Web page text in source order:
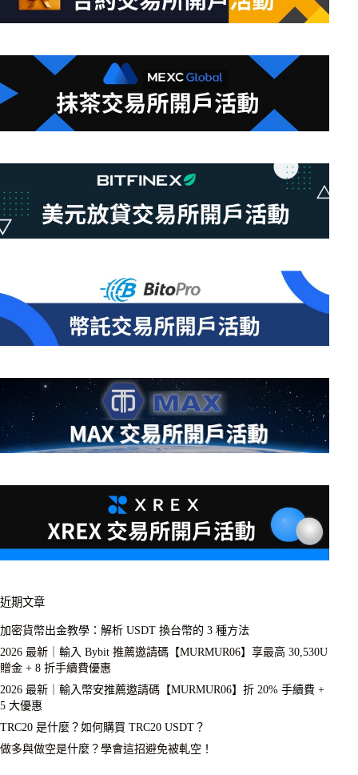
近期文章
加密貨幣出金教學：解析 USDT 換台幣的 3 種方法
2026 最新｜輸入 Bybit 推薦邀請碼【MURMUR06】享最高 30,530U
贈金 + 8 折手續費優惠
2026 最新｜輸入幣安推薦邀請碼【MURMUR06】折 20% 手續費 +
5 大優惠
TRC20 是什麼？如何購買 TRC20 USDT？
做多與做空是什麼？學會這招避免被軋空！